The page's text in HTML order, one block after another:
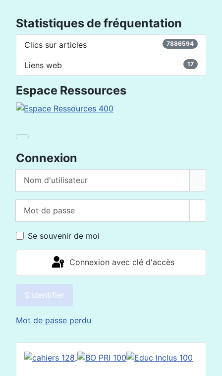
Espace Ressources
Connexion
Se souvenir de moi
Connexion avec clé d'accès
S'identifier
Mot de passe perdu
Statistiques de fréquentation
Clics sur articles 7886594
Liens web 17